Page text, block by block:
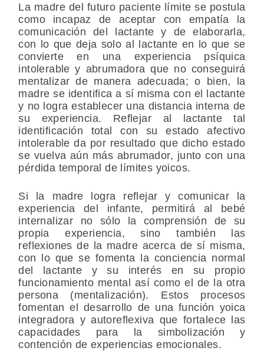
La madre del futuro paciente límite se postula
como incapaz de aceptar con empatía la
comunicación del lactante y de elaborarla,
con lo que deja solo al lactante en lo que se
convierte en una experiencia psíquica
intolerable y abrumadora que no conseguirá
mentalizar de manera adecuada; o bien, la
madre se identifica a sí misma con el lactante
y no logra establecer una distancia interna de
su experiencia. Reflejar al lactante tal
identificación total con su estado afectivo
intolerable da por resultado que dicho estado
se vuelva aún más abrumador, junto con una
pérdida temporal de límites yoicos.
Si la madre logra reflejar y comunicar la
experiencia del infante, permitirá al bebé
internalizar no sólo la comprensión de su
propia experiencia, sino también las
reflexiones de la madre acerca de sí misma,
con lo que se fomenta la conciencia normal
del lactante y su interés en su propio
funcionamiento mental así como el de la otra
persona (mentalización). Estos procesos
fomentan el desarrollo de una función yoica
integradora y autoreflexiva que fortalece las
capacidades para la simbolización y
contención de experiencias emocionales.